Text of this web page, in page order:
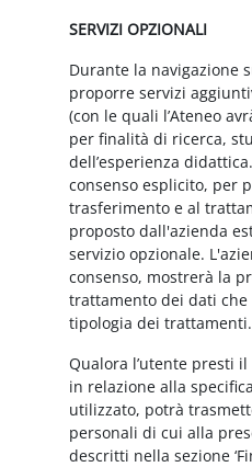
SERVIZI OPZIONALI
Durante la navigazione
proporre servizi
(con le quali l’Ateneo
per finalità di ricerca,
dell’esperienza
consenso esplicito, per
trasferimento e al
proposto dall'azienda
servizio opzionale.
consenso, mostrerà la
trattamento dei dati
tipologia dei trattamenti.
Qualora l’utente presti
in relazione alla
utilizzato, potrà
personali di cui alla
descritti nella sezione